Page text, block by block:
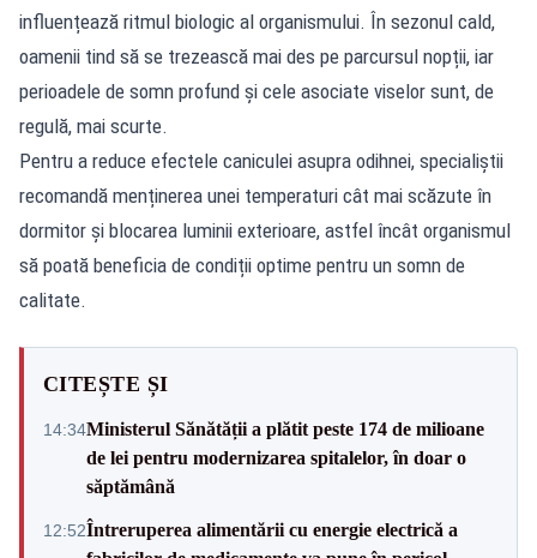
influențează ritmul biologic al organismului. În sezonul cald,
oamenii tind să se trezească mai des pe parcursul nopții, iar
perioadele de somn profund și cele asociate viselor sunt, de
regulă, mai scurte.
Pentru a reduce efectele caniculei asupra odihnei, specialiștii
recomandă menținerea unei temperaturi cât mai scăzute în
dormitor și blocarea luminii exterioare, astfel încât organismul
să poată beneficia de condiții optime pentru un somn de
calitate.
CITEȘTE ȘI
14:34Ministerul Sănătății a plătit peste 174 de milioane
de lei pentru modernizarea spitalelor, în doar o
săptămână
12:52Întreruperea alimentării cu energie electrică a